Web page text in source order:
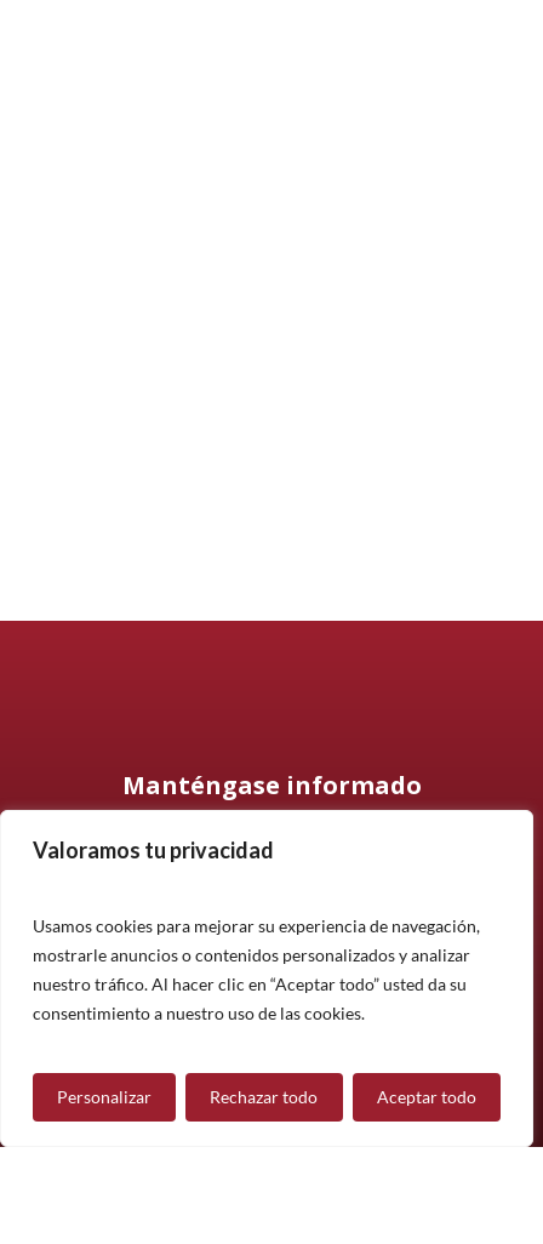
Valoramos tu privacidad
Usamos cookies para mejorar su experiencia de navegación,
mostrarle anuncios o contenidos personalizados y analizar
nuestro tráfico. Al hacer clic en “Aceptar todo” usted da su
consentimiento a nuestro uso de las cookies.
Personalizar Rechazar todo Aceptar todo
Manténgase informado
Suscríbase a nuestro boletín informativo y manténgase
noticias.
Suscríbete
¿Tiene alguna pregunta?
Contáctanos